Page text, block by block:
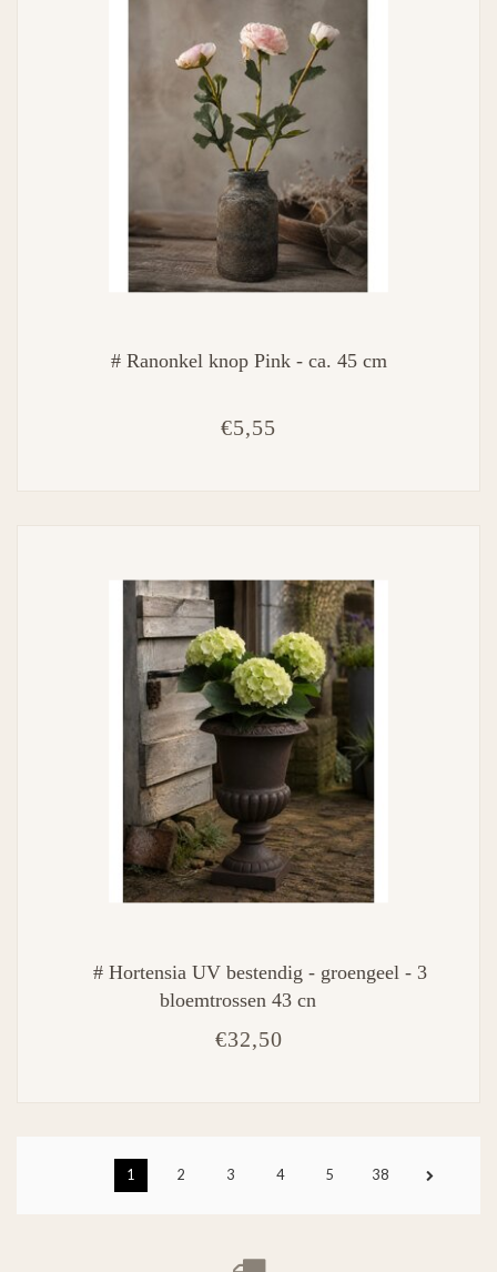
# Ranonkel knop Pink - ca. 45 cm
€5,55
# Hortensia UV bestendig - groengeel - 3
bloemtrossen 43 cn
€32,50
1 2 3 4 5 38